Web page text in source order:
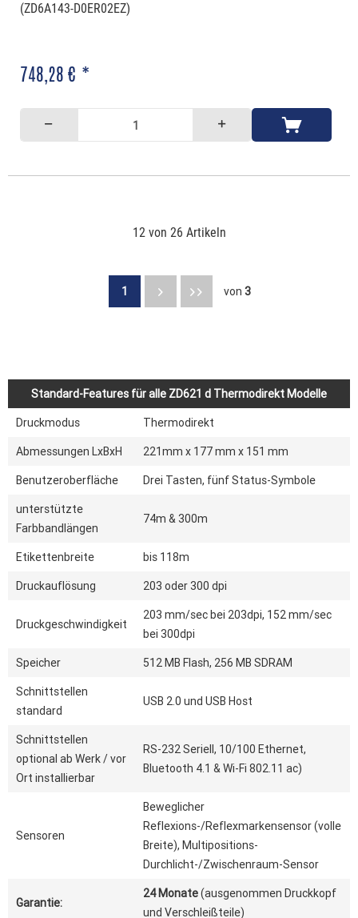
(ZD6A143-D0ER02EZ)
748,28 € *
12 von 26 Artikeln
1 von 3
Standard-Features für alle ZD621 d Thermodirekt Modelle
Druckmodus Thermodirekt
Abmessungen LxBxH 221mm x 177 mm x 151 mm
Benutzeroberfläche Drei Tasten, fünf Status-Symbole
unterstützte
Farbbandlängen
74m & 300m
Etikettenbreite bis 118m
Druckauflösung 203 oder 300 dpi
Druckgeschwindigkeit
203 mm/sec bei 203dpi, 152 mm/sec
bei 300dpi
Speicher 512 MB Flash, 256 MB SDRAM
Schnittstellen
standard
USB 2.0 und USB Host
Schnittstellen
optional ab Werk / vor
Ort installierbar
RS-232 Seriell, 10/100 Ethernet,
Bluetooth 4.1 & Wi-Fi 802.11 ac)
Sensoren
Beweglicher
Reflexions-/Reflexmarkensensor (volle
Breite), Multipositions-
Durchlicht-/Zwischenraum-Sensor
Garantie:
24 Monate(ausgenommen Druckkopf
und Verschleißteile)